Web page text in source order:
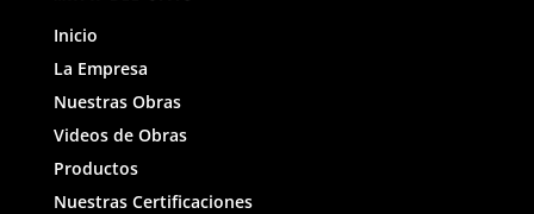
Inicio
La Empresa
Nuestras Obras
Videos de Obras
Productos
Nuestras Certificaciones